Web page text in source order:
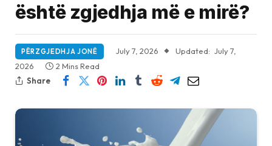
është zgjedhja më e mirë?
PËRZGJEDHJA JONË July 7, 2026 Updated: July 7,
2026
2 Mins Read
Share